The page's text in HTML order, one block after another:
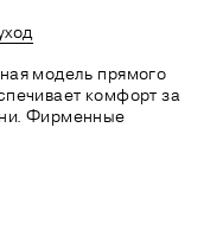
модель прямого
комфорт за
Фирменные